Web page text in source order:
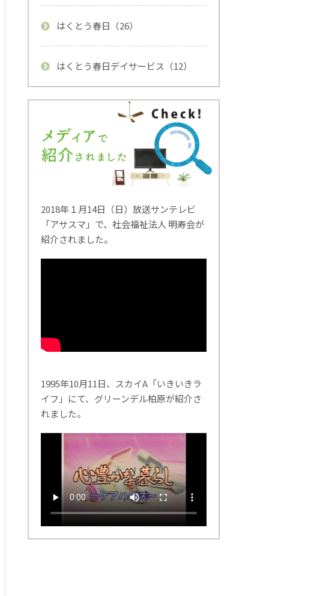
はくとう春日（26）
はくとう春日デイサービス（12）
2018年１月14日（日）放送サンテレビ
「アサスマ」で、社会福祉法人 明寿会が
紹介されました。
1995年10月11日、スカイA「いきいきラ
イフ」にて、グリーンデル柏原が紹介さ
れました。